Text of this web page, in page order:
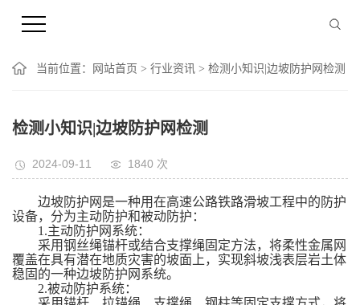
当前位置： 网站首页 > 行业资讯 > 检测小知识|边坡防护网检测
检测小知识|边坡防护网检测
2024-09-11 1840 次
边坡防护网是一种用在高速公路铁路滑坡工程中的防护
设备，分为主动防护和被动防护：
1.主动防护网系统：
采用钢丝绳锚杆或结合支撑绳固定方法，将柔性金属网
覆盖在具有潜在地质灾害的坡面上，实现斜坡浅表层岩土体
稳固的一种边坡防护网系统。
2.被动防护系统：